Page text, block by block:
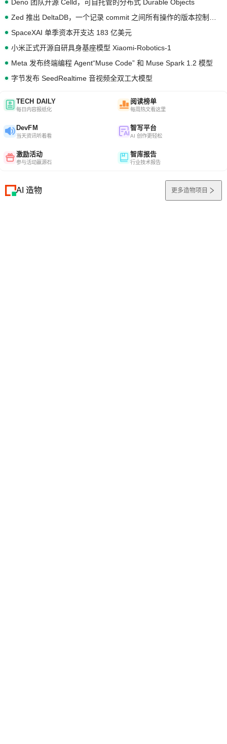
Deno 团队开源 Celld，可自托管的分布式 Durable Objects
SpaceXAI 单季资本开支达 183 亿美元
小米正式开源自研具身基座模型 Xiaomi-Robotics-1
Meta 发布终端编程 Agent“Muse Code” 和 Muse Spark 1.2 模型
字节发布 SeedRealtime 音视频全双工大模型
TECH DAILY
每日内容报纸化
阅读榜单
每周热文看这里
DevFM
当天资讯听着看
智写平台
AI 创作更轻松
激励活动
参与活动赢源石
智库报告
行业技术报告
AI 造物 更多造物项目